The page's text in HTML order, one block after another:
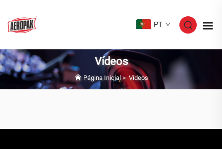
PT
Vídeos
Página Inicial>Vídeos